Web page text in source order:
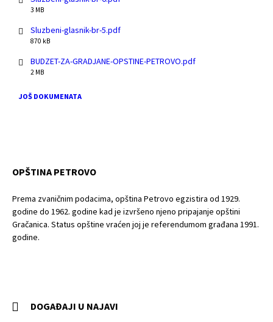
e
i
z
:
F
l
e
i
z
:
3 MB
Sluzbeni-glasnik-br-5.pdf
F
l
e
i
870 kB
BUDZET-ZA-GRADJANE-OPSTINE-PETROVO.pdf
F
l
2 MB
JOŠ DOKUMENATA
OPŠTINA PETROVO
Prema zvaničnim podacima, opština Petrovo egzistira od 1929.
godine do 1962. godine kad je izvršeno njeno pripajanje opštini
Gračanica. Status opštine vraćen joj je referendumom građana 1991.
godine.
DOGAĐAJI U NAJAVI